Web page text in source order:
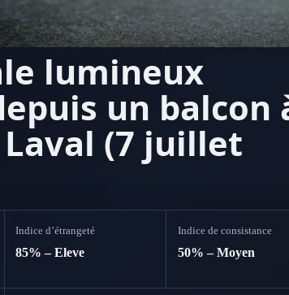
lumineux
un balcon
Laval (7 juillet
Indice d’étrangeté
85% – Eleve
Indice de consistance
50% – Moyen